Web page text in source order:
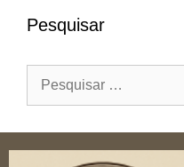
Pesquisar
Pesquisar
por: